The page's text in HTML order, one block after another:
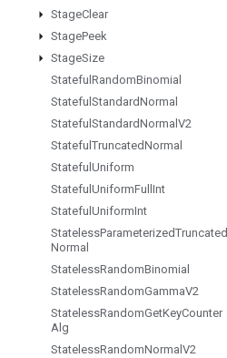
StageClear
StagePeek
StageSize
Stateful RandomBinomial
Stateful StandardNormal
Stateful StandardNormal V2
Stateful TruncatedNormal
Stateful Uniform
Stateful UniformFull Int
Stateful UniformInt
StatelessParameterizedTruncated
Normal
StatelessRandomBinomial
StatelessRandomGammaV2
StatelessRandomGetKeyCounter
Alg
StatelessRandomNormal V2